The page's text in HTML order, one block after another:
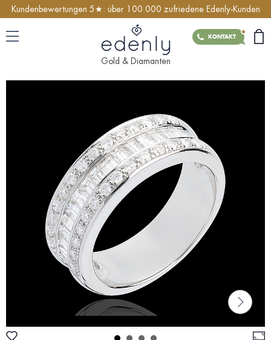
Kundenbewertungen 5★: über 100.000 zufriedene Edenly-Kunden
Gold & Diamanten